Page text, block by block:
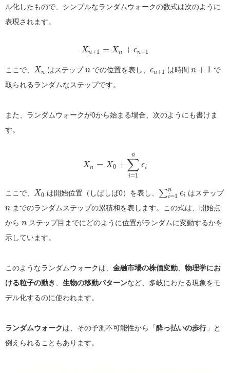
ル化したもので、シンプルなランダムウォークの数式は次のように
表現されます。
\displaystyle X_{n+1} =
Xn+1 = Xn + ϵn+1
ここで、 Xn はステップn での位置を表し、ϵn+1 は時間n + 1 で
取られるランダムなステップです。
また、ランダムウォークが0から始まる場合、次のようにも書けま
す。
\displaystyle X_n = X_0
Xn = X0 +
i=1
∑
n
ϵi
ここで、 X0 は開始位置（しばしば0）を表し、
\sum_{i=1}^{n} \epsilon_i
∑i=1
n ϵi はステップ
n までのランダムステップの累積和を表します。この式は、開始点
から n ステップ目までにどのように位置がランダムに変動するかを
示しています。
このようなランダムウォークは、 金融市場の株価変動、 物理学にお
ける粒子の動き、 生物の移動パターンなど、多岐にわたる現象をモ
デル化するのに使われます。
ランダムウォークは、その予測不可能性から「酔っ払いの歩行」と
例えられることもあります。